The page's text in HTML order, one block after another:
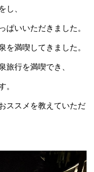
し、
ぱいいただきました。
を満喫してきました。
旅行を満喫でき、
。
ススメを教えていただ